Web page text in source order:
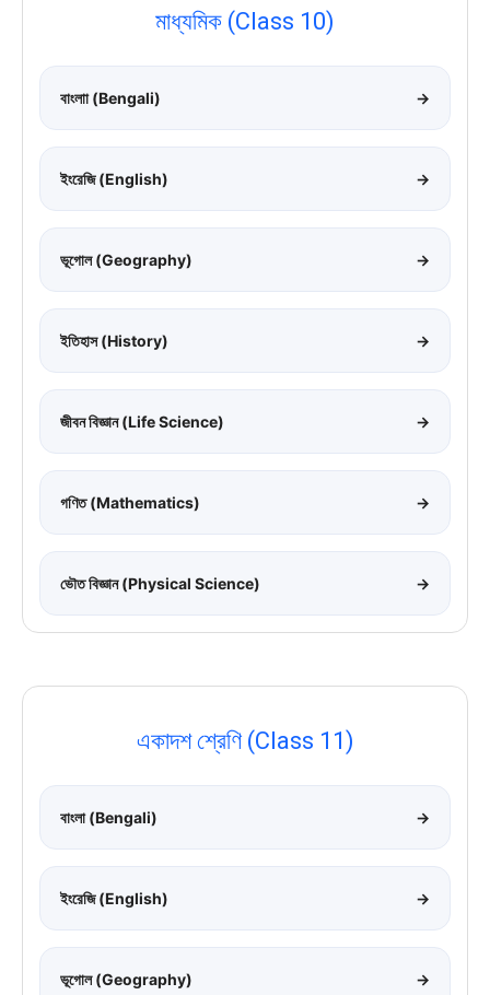
মাধ্যমিক (Class 10)
বাংলাা (Bengali) →
ইংরেজি (English) →
ভূগোল (Geography) →
ইতিহাস (History) →
জীবন বিজ্ঞান (Life Science) →
গণিত (Mathematics) →
ভৌত বিজ্ঞান (Physical Science) →
একাদশ শ্রেণি (Class 11)
বাংলা (Bengali) →
ইংরেজি (English) →
ভূগোল (Geography) →